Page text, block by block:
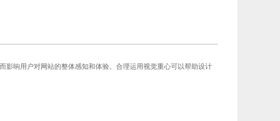
影响用户对网站的整体感知和体验。合理运用视觉重心可以帮助设计